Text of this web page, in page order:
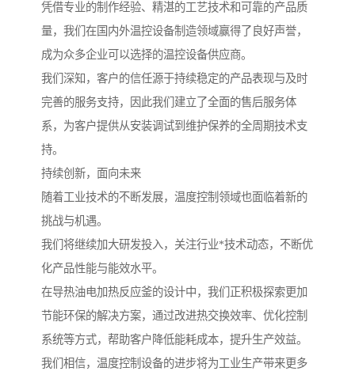
凭借专业的制作经验、精湛的工艺技术和可靠的产品质
量，我们在国内外温控设备制造领域赢得了良好声誉，
成为众多企业可以选择的温控设备供应商。
我们深知，客户的信任源于持续稳定的产品表现与及时
完善的服务支持，因此我们建立了全面的售后服务体
系，为客户提供从安装调试到维护保养的全周期技术支
持。
持续创新，面向未来
随着工业技术的不断发展，温度控制领域也面临着新的
挑战与机遇。
我们将继续加大研发投入，关注行业*技术动态，不断优
化产品性能与能效水平。
在导热油电加热反应釜的设计中，我们正积极探索更加
节能环保的解决方案，通过改进热交换效率、优化控制
系统等方式，帮助客户降低能耗成本，提升生产效益。
我们相信，温度控制设备的进步将为工业生产带来更多